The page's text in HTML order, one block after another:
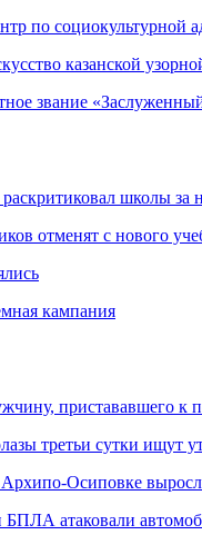
по социокультурной
казанской
звание
школы за
отменят с нового
кампания
пристававшего к
третьи сутки ищут
Осиповке
БПЛА атаковали